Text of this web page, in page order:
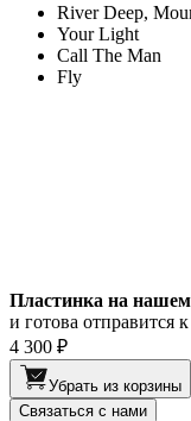
River Deep,
Your Light
Call The Man
Fly
Пластинка на нашем
и готова отправится
4 300 ₽
Убрать из корзины
Связаться с нами